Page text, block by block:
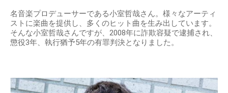
名音楽プロデューサーである小室哲哉さん。様々なアーティ
ストに楽曲を提供し、多くのヒット曲を生み出しています。
そんな小室哲哉さんですが、2008年に詐欺容疑で逮捕され、
懲役3年、執行猶予5年の有罪判決となりました。